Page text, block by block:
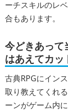
ーチスキルのレ
合もあります。
今どきあって
はあえてカッ
古典RPGにイン
取り教えてくれ
ーンがゲーム内